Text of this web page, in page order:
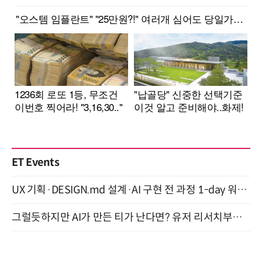
ET Events
UX 기획·DESIGN.md 설계·AI 구현 전 과정 1-day 워크숍 with Claude Code·Codex 9월 15일 개최
그럴듯하지만 AI가 만든 티가 난다면? 유저 리서치부터 배포까지! (9/15)